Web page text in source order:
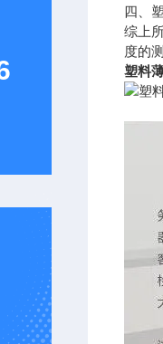
四、
综上
度的
塑料